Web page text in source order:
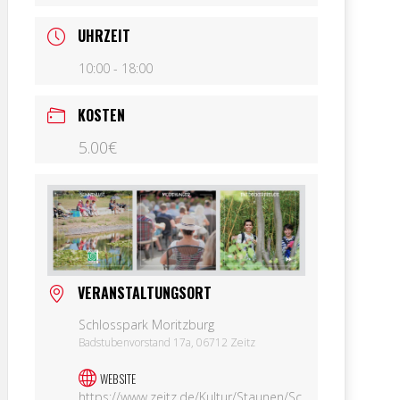
UHRZEIT
10:00 - 18:00
KOSTEN
5.00€
VERANSTALTUNGSORT
Schlosspark Moritzburg
Badstubenvorstand 17a, 06712 Zeitz
WEBSITE